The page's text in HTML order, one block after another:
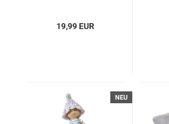
19,99 EUR
NEU